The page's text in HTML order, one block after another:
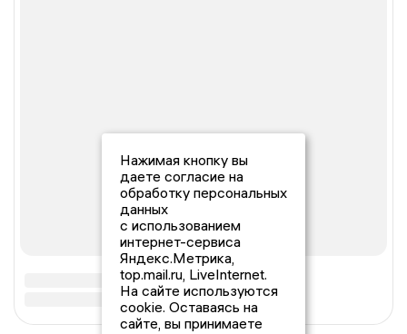
Нажимая кнопку вы
даете согласие на
обработку персональных
данных
с использованием
интернет-сервиса
Яндекс.Метрика,
top.mail.ru, LiveInternet.
На сайте используются
cookie. Оставаясь на
сайте, вы принимаете